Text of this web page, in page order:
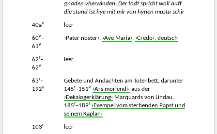
gnaden vberwinden; Der todt spricht woll auff
die stund ist hye mit mir von hynen mustu schir
40av leer
60v–
61v
›Pater noster‹, ›Ave Maria‹, ›Credo‹, deutsch
62r–
62v
leer
63r–
192v
Gebete und Andachten am Totenbett, darunter
145r–151v ›Ars moriendi‹ aus der
›Dekalogerklärung‹ Marquards von Lindau,
185r–189r ›Exempel vom sterbenden Papst und
seinem Kaplan‹
103r leer